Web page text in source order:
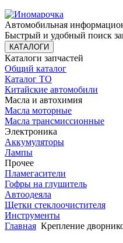
Автомобильная
Быстрый и удобный поиск
КАТАЛОГИ
Каталоги запчастей
Общий каталог
Каталог ТО
Китайские автомобили
Масла и автохимия
Масла моторные
Масла трансмиссионные
Электроника
Аккумуляторы
Лампы
Прочее
Пламегасители
Гофры на глушитель
Автоодеяла
Щетки стеклоочистителя
Инструменты
Главная Крепление